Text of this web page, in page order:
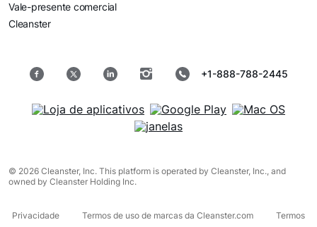
Vale-presente comercial
Cleanster
+1-888-788-2445
© 2026 Cleanster, Inc. This platform is operated by Cleanster, Inc., and
owned by Cleanster Holding Inc.
Privacidade Termos de uso de marcas da Cleanster.com Termos